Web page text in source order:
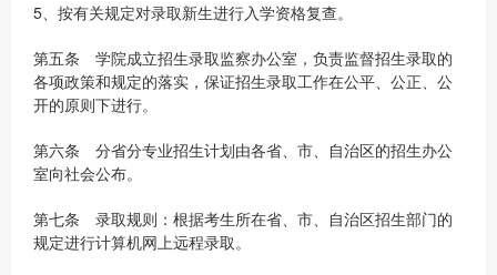
5、按有关规定对录取新生进行入学资格复查。
第五条 学院成立招生录取监察办公室，负责监督招生录取的
各项政策和规定的落实，保证招生录取工作在公平、公正、公
开的原则下进行。
第六条 分省分专业招生计划由各省、市、自治区的招生办公
室向社会公布。
第七条 录取规则：根据考生所在省、市、自治区招生部门的
规定进行计算机网上远程录取。